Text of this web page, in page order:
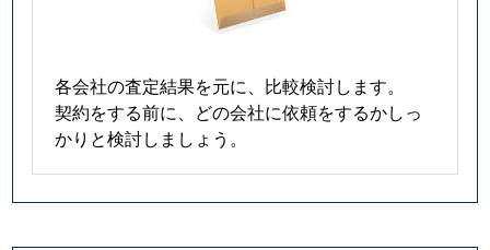
各会社の査定結果を元に、比較検討します。
契約をする前に、どの会社に依頼をするかしっ
かりと検討しましょう。